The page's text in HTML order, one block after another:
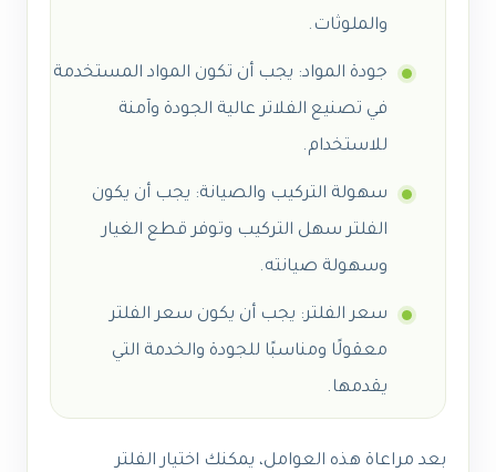
والملوثات.
جودة المواد: يجب أن تكون المواد المستخدمة
في تصنيع الفلاتر عالية الجودة وآمنة
للاستخدام.
سهولة التركيب والصيانة: يجب أن يكون
الفلتر سهل التركيب وتوفر قطع الغيار
وسهولة صيانته.
سعر الفلتر: يجب أن يكون سعر الفلتر
معقولًا ومناسبًا للجودة والخدمة التي
يقدمها.
بعد مراعاة هذه العوامل، يمكنك اختيار الفلتر